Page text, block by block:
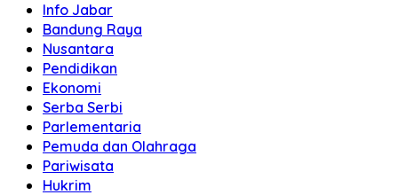
Info Jabar
Bandung Raya
Nusantara
Pendidikan
Ekonomi
Serba Serbi
Parlementaria
Pemuda dan Olahraga
Pariwisata
Hukrim